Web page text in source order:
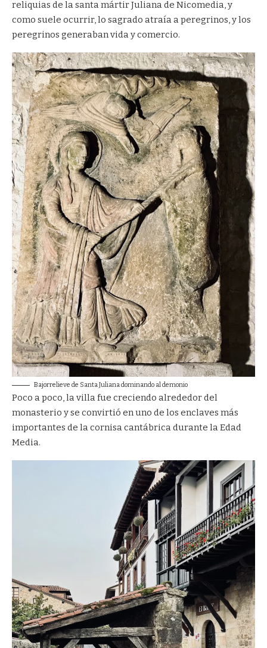
reliquias de la santa mártir Juliana de Nicomedia, y
como suele ocurrir, lo sagrado atraía a peregrinos, y los
peregrinos generaban vida y comercio.
Bajorrelieve de Santa Juliana dominando al demonio
Poco a poco, la villa fue creciendo alrededor del
monasterio y se convirtió en uno de los enclaves más
importantes de la cornisa cantábrica durante la Edad
Media.